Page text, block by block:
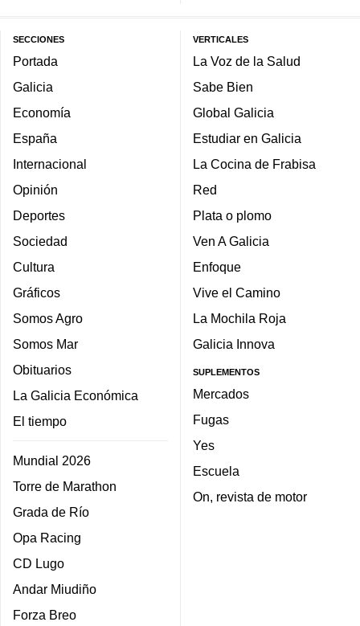
SECCIONES
Portada
Galicia
Economía
España
Internacional
Opinión
Deportes
Sociedad
Cultura
Gráficos
Somos Agro
Somos Mar
Obituarios
La Galicia Económica
El tiempo
Mundial 2026
Torre de Marathon
Grada de Río
Opa Racing
CD Lugo
Andar Miudiño
Forza Breo
VERTICALES
La Voz de la Salud
Sabe Bien
Global Galicia
Estudiar en Galicia
La Cocina de Frabisa
Red
Plata o plomo
Ven A Galicia
Enfoque
Vive el Camino
La Mochila Roja
Galicia Innova
SUPLEMENTOS
Mercados
Fugas
Yes
Escuela
On, revista de motor